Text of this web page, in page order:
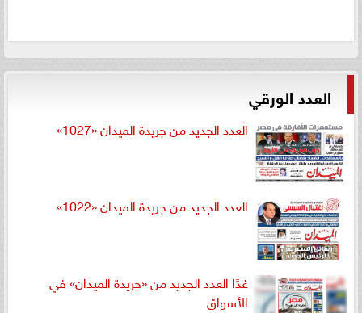
العدد الورقي
العدد الجديد من جريدة الميدان «1027»
العدد الجديد من جريدة الميدان «1022»
غدًا العدد الجديد من «جريدة الميدان» في
الأسواق